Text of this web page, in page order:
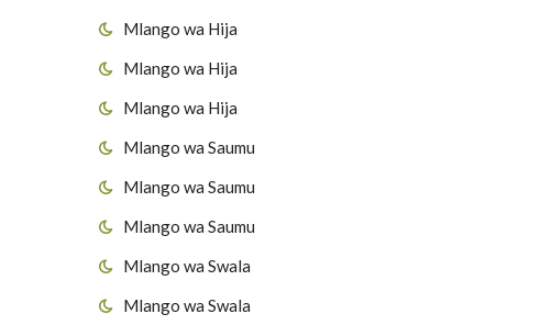
Mlango wa Hija
Mlango wa Hija
Mlango wa Hija
Mlango wa Saumu
Mlango wa Saumu
Mlango wa Saumu
Mlango wa Swala
Mlango wa Swala